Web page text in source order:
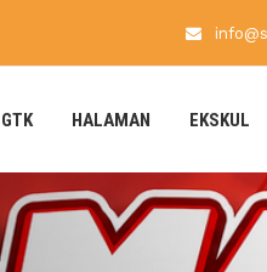
GTK HALAMAN EKSKUL